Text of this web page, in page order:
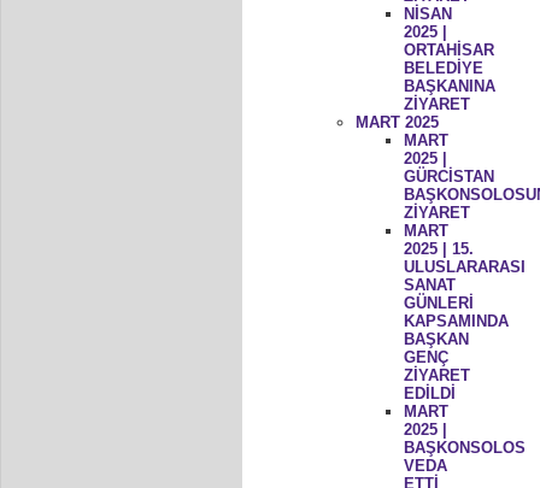
NİSAN
2025 |
ORTAHİSAR
BELEDİYE
BAŞKANINA
ZİYARET
MART 2025
MART
2025 |
GÜRCİSTAN
ZİYARET
MART
2025 | 15.
ULUSLARARASI
SANAT
GÜNLERİ
KAPSAMINDA
BAŞKAN
GENÇ
ZİYARET
EDİLDİ
MART
2025 |
BAŞKONSOLOS
VEDA
ETTİ